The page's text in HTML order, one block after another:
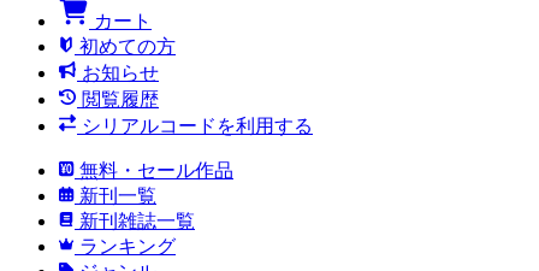
カート
初めての方
お知らせ
閲覧履歴
シリアルコードを利用する
無料・セール作品
新刊一覧
新刊雑誌一覧
ランキング